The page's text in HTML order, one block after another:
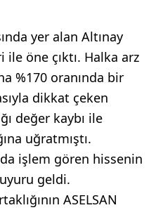
yer alan Altınay
ile öne çıktı. Halka arz
%170 oranında bir
dikkat çeken
değer kaybı ile
uğratmıştı.
işlem gören hissenin
geldi.
ASELSAN